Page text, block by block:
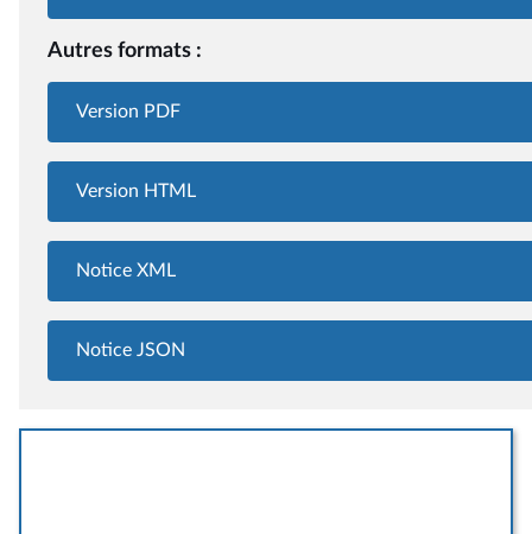
Autres formats :
Version PDF
Version HTML
Notice XML
Notice JSON